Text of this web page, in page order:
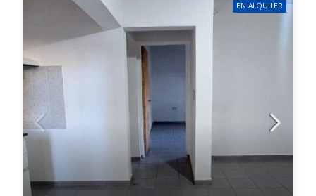
EN ALQUILER